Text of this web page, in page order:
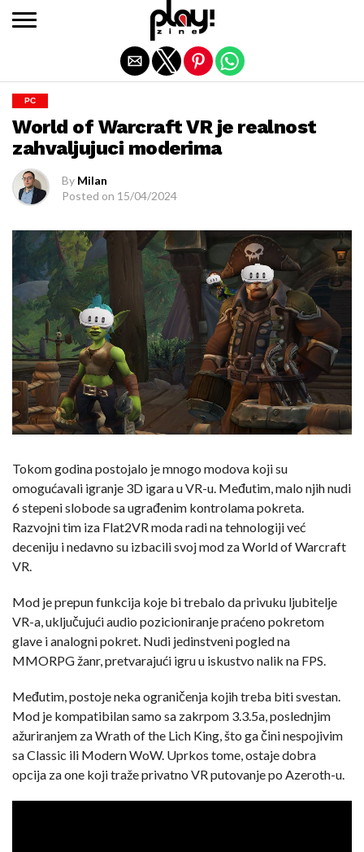
PC
World of Warcraft VR je realnost
zahvaljujuci moderima
By Milan
Posted on 15/04/2024
Tokom godina postojalo je mnogo modova koji su
omogućavali igranje 3D igara u VR-u. Međutim, malo njih nudi
6 stepeni slobode sa ugrađenim kontrolama pokreta.
Razvojni tim iza Flat2VR moda radi na tehnologiji već
deceniju i nedavno su izbacili svoj mod za World of Warcraft
VR.
Mod je prepun funkcija koje bi trebalo da privuku ljubitelje
VR-a, uključujući audio pozicioniranje praćeno pokretom
glave i analogni pokret. Nudi jedinstveni pogled na
MMORPG žanr, pretvarajući igru u iskustvo nalik na FPS.
Međutim, postoje neka ograničenja kojih treba biti svestan.
Mod je kompatibilan samo sa zakrpom 3.3.5a, poslednjim
ažuriranjem za Wrath of the Lich King, što ga čini nespojivim
sa Classic ili Modern WoW. Uprkos tome, ostaje dobra
opcija za one koji traže privatno VR putovanje po Azeroth-u.
Exit mobile version